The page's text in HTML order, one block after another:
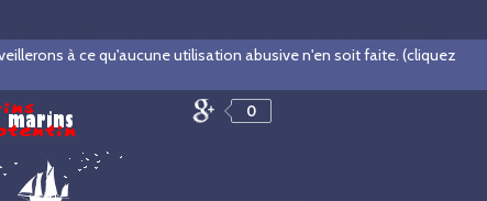
à ce qu'aucune utilisation abusive n'en soit faite. (cliquez
0